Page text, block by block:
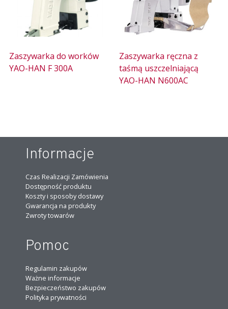
Zaszywarka do worków
YAO-HAN F 300A
Zaszywarka ręczna z
taśmą uszczelniającą
YAO-HAN N600AC
Informacje
Czas Realizacji Zamówienia
Dostępność produktu
Koszty i sposoby dostawy
Gwarancja na produkty
Zwroty towarów
Pomoc
Regulamin zakupów
Ważne informacje
Bezpieczeństwo zakupów
Polityka prywatności